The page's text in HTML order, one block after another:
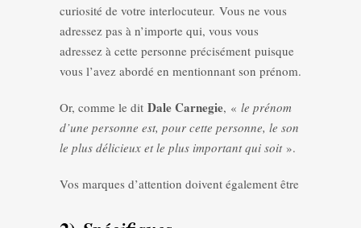
curiosité de votre interlocuteur. Vous ne vous
adressez pas à n’importe qui, vous vous
adressez à cette personne précisément puisque
vous l’avez abordé en mentionnant son prénom.
Or, comme le dit Dale Carnegie, « le prénom
d’une personne est, pour cette personne, le son
le plus délicieux et le plus important qui soit».
Vos marques d’attention doivent également être